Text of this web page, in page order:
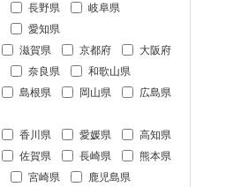
長野県
岐阜県
愛知県
滋賀県 京都府
大阪府
奈良県 和歌山県
島根県 岡山県
広島県
香川県 愛媛県 高知県
佐賀県 長崎県
熊本県
宮崎県
鹿児島県